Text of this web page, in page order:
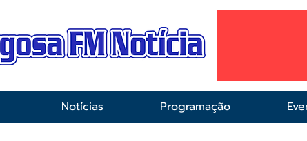
Notícias Programação